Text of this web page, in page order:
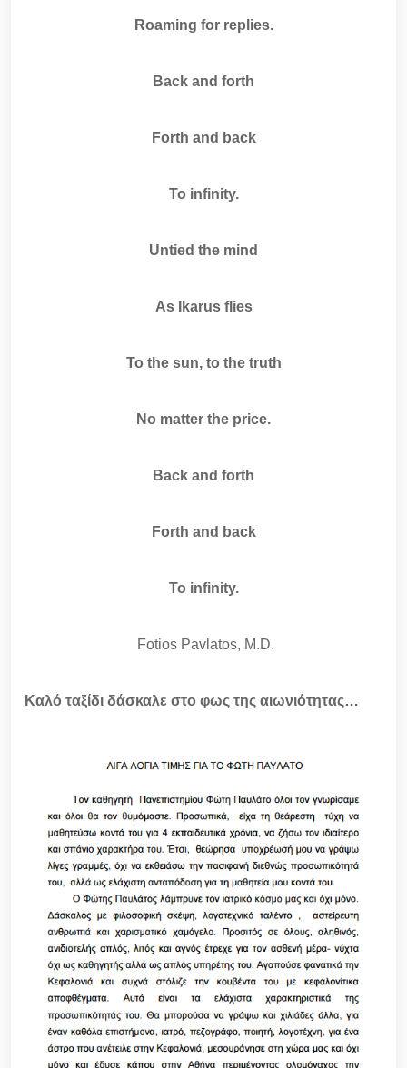
Roaming for replies.
Back and forth
Forth and back
To infinity.
Untied the mind
As Ikarus flies
To the sun, to the truth
No matter the price.
Back and forth
Forth and back
To infinity.
Fotios Pavlatos, M.D.
Καλό ταξίδι δάσκαλε στο φως της αιωνιότητας…